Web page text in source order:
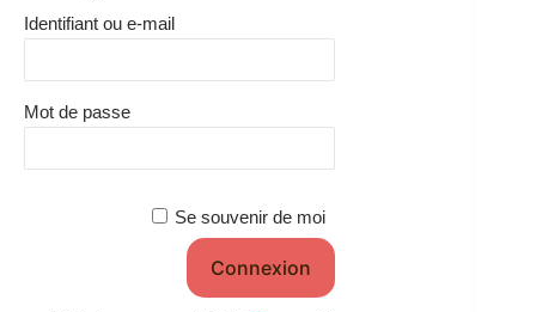
Identifiant ou e-mail
Mot de passe
Se souvenir de moi